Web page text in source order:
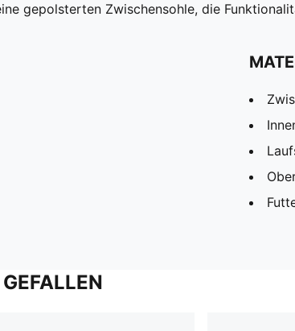
gepolsterten Zwischensohle, die